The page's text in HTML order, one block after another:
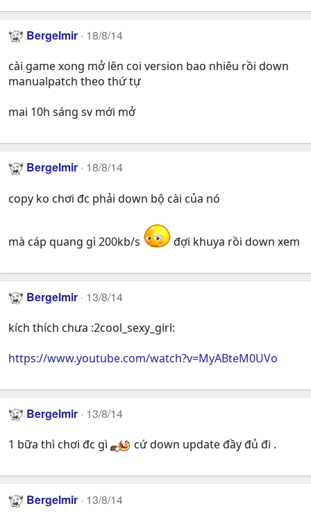
Bergelmir 18/8/14
cài game xong mở lên coi version bao nhiêu rồi down
manualpatch theo thứ tự
mai 10h sáng sv mới mở
Bergelmir 18/8/14
copy ko chơi đc phải down bộ cài của nó
mà cáp quang gì 200kb/s đợi khuya rồi down xem
Bergelmir 13/8/14
kích thích chưa :2cool_sexy_girl:
https://www.youtube.com/watch?v=MyABteM0UVo
Bergelmir 13/8/14
1 bữa thì chơi đc gì cứ down update đầy đủ đi .
Bergelmir 13/8/14